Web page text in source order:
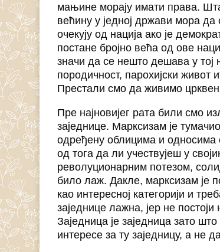
мањине морају имати права.
већину у једној држави мора
очекују од нација ако је
постане бројно већа од ове
значи да се нешто дешава у тој
породичност, парохијски
Престали смо да живимо
Пре најновијег рата били смо
заједнице. Марксизам је
одређену облицима и односима
од тога да ли учествујеш у
револуционарним потезом,
било лаж. Дакле, марксизам је
као интересној категорији и
заједнице лажна, јер не
Заједница је заједница зато
интересе за ту заједницу, а не